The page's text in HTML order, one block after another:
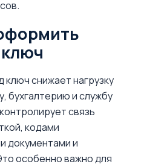
снижает нагрузку
бухгалтерию и службу
связь
кодами
документами и
особенно важно для